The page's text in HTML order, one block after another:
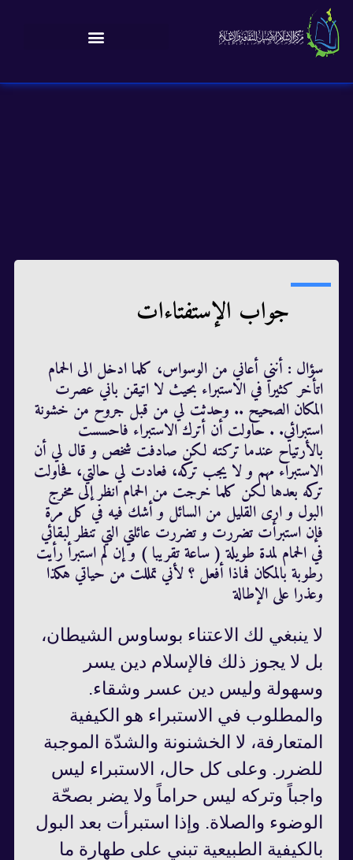
جواب الإستفتاءات
سؤال : أنني أعاني من الوسواس، كلما ادخل الى الحمام
اتأخر كثيرا في الاستبراء بحيث لا اتيقن باني عصرت
المكان الصحيح .. وحدثت لي من قبل جروح من خشونة
استبرائي. . حاولت أن أترك الاستبراء فاحسست
بالأرتياح عندما تركته لكن صادفت شخص و قال لي أن
الاستبراء مهم و لا يجب تركه، فعادت لي حالتي، فحاولت
تركه بعدها لكن كلما خرجت من الحمام انظر إلى مخرج
البول و ارى القليل من السائل و أشك فيه في كل مرة
فإن استبرأت تضررت و تضررت عائلتي التي تنظر لبقائي
في الحمام لمدة طويلة ( ساعة تقريبا ) و إن لم استبرأ رأيت
رطوبة بالمكان فماذا أفعل ؟ لأني تمللت من حياتي هكذا
وعذرا على الإطالة
لا ينبغي لك الاعتناء بوساوس الشيطان،
بل لا يجوز ذلك فالإسلام دين يسر
وسهولة وليس دين عسر وشقاء.
والمطلوب في الاستبراء هو الكيفية
المتعارفة، لا الخشنونة والشدّة الموجبة
للضرر. وعلى كل حال، الاستبراء ليس
واجباً وتركه ليس حراماً ولا يضر بصحّة
الوضوء والصلاة. وإذا استبرأت بعد البول
بالكيفية الطبيعية تبني على طهارة ما